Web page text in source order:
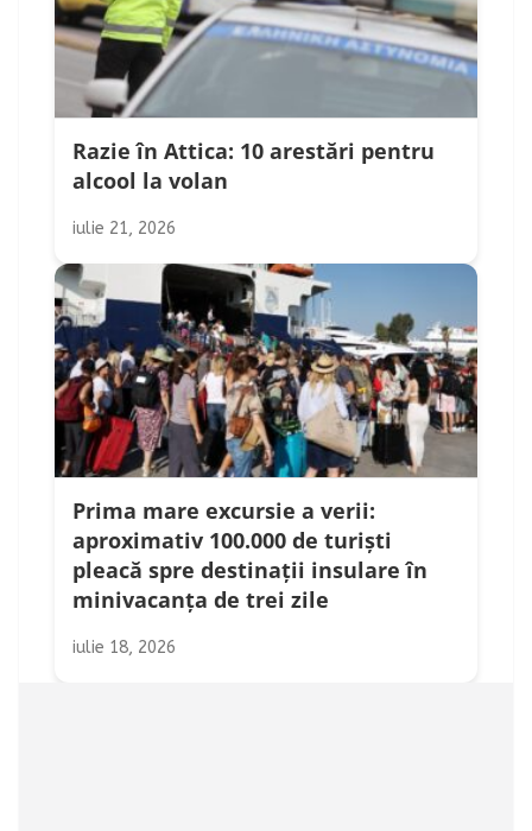
Razie în Attica: 10 arestări pentru
alcool la volan
iulie 21, 2026
Prima mare excursie a verii:
aproximativ 100.000 de turiști
pleacă spre destinații insulare în
minivacanța de trei zile
iulie 18, 2026